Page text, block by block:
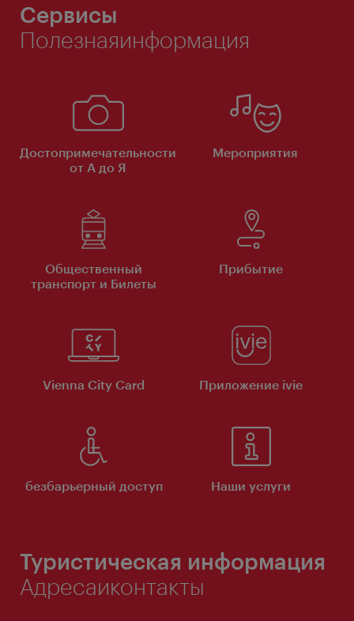
Сервисы
Полезнаяинформация
Достопримечательности
от А до Я
Мероприятия
Общественный
транспорт и Билеты
Прибытие
Vienna City Card Приложение ivie
безбарьерный доступ Наши услуги
Туристическая информация
Адресаиконтакты